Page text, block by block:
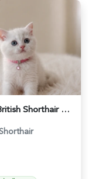
Silver British Shorthair Güzelliğimiz 2 Aylık - 5227